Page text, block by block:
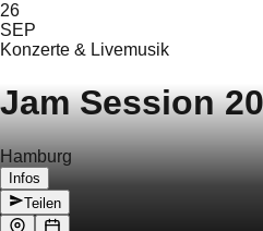
26
SEP
Konzerte & Livemusik
Jam Session
Hamburg
Infos
Teilen